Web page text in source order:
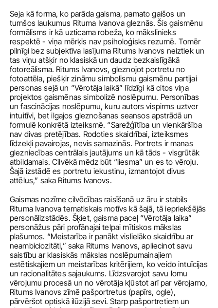
Seja kā forma, ko parāda gaisma, pamato gaišos un
tumšos laukumus Rituma Ivanova gleznās. Šis gaismēnu
formālisms ir kā uzticama robeža, ko mākslinieks
respektē - viņa mērķis nav psiholoģisks rezumē. Tomēr
pilnīgi bez subjektīva lasījuma Ritums Ivanovs neiztiek un
tas viņu atšķir no klasiskā un daudz bezkaislīgākā
fotoreālisma. Ritums Ivanovs, gleznojot portretu no
fotoattēla, piešķir zināmu simbolismu gaismēnu partijai
personas sejā un “Vērotāja laikā” līdzīgi kā citos viņa
projektos gaismēnas simbolizē noslēpumu. Personības
un fascinācijas noslēpumu, kuru autors vispirms uztver
intuitīvi, bet ilgajos gleznošanas seansos apstrādā un
formulē konkrētā izteiksmē. “Sarežģītība un vienkāršība
nav divas pretējības. Rodoties skaidrībai, izteiksmes
līdzekļi pavairojas, nevis samazinās. Portrets ir manas
glezniecības centrālais jautājums un kā tāds - visgrūtāk
atbildamais. Cilvēkā mēdz būt “liesma” un es to vēroju.
Šajā izstādē es portretu iekustinu, izmantojot divus
attēlus,” saka Ritums Ivanovs.
Gaismas nozīme cilvēcības raisīšanā uz āru ir stabils
Rituma Ivanova tematiskais motīvs kā šajā, tā iepriekšējās
personālizstādēs. Šķiet, gaisma paceļ “Vērotāja laika”
personāžus pāri profānajai telpai mītiskos mākslas
plašumos. “Meistarība ir panākt vislielāko skaidrību ar
neambiciozitāti,” saka Ritums Ivanovs, apliecinot savu
saistību ar klasiskās mākslas noslēpumainajiem
estētiskajiem un meistarības kritērijiem, ko veido intuīcijas
un racionalitātes sajaukums. Līdzsvarojot savu lomu
vērojumu procesā un no vērotāja kļūstot arī par vērojamo,
Ritums Ivanovs zīmē pašportretus (papīrs, ogle),
pārvēršot optiskā ilūzijā sevi. Starp pašportretiem un